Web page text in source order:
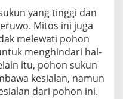
yang tinggi dan
Mitos ini juga
melewati pohon
menghindari hal-
itu, pohon sukun
kesialan, namun
dari pohon ini.